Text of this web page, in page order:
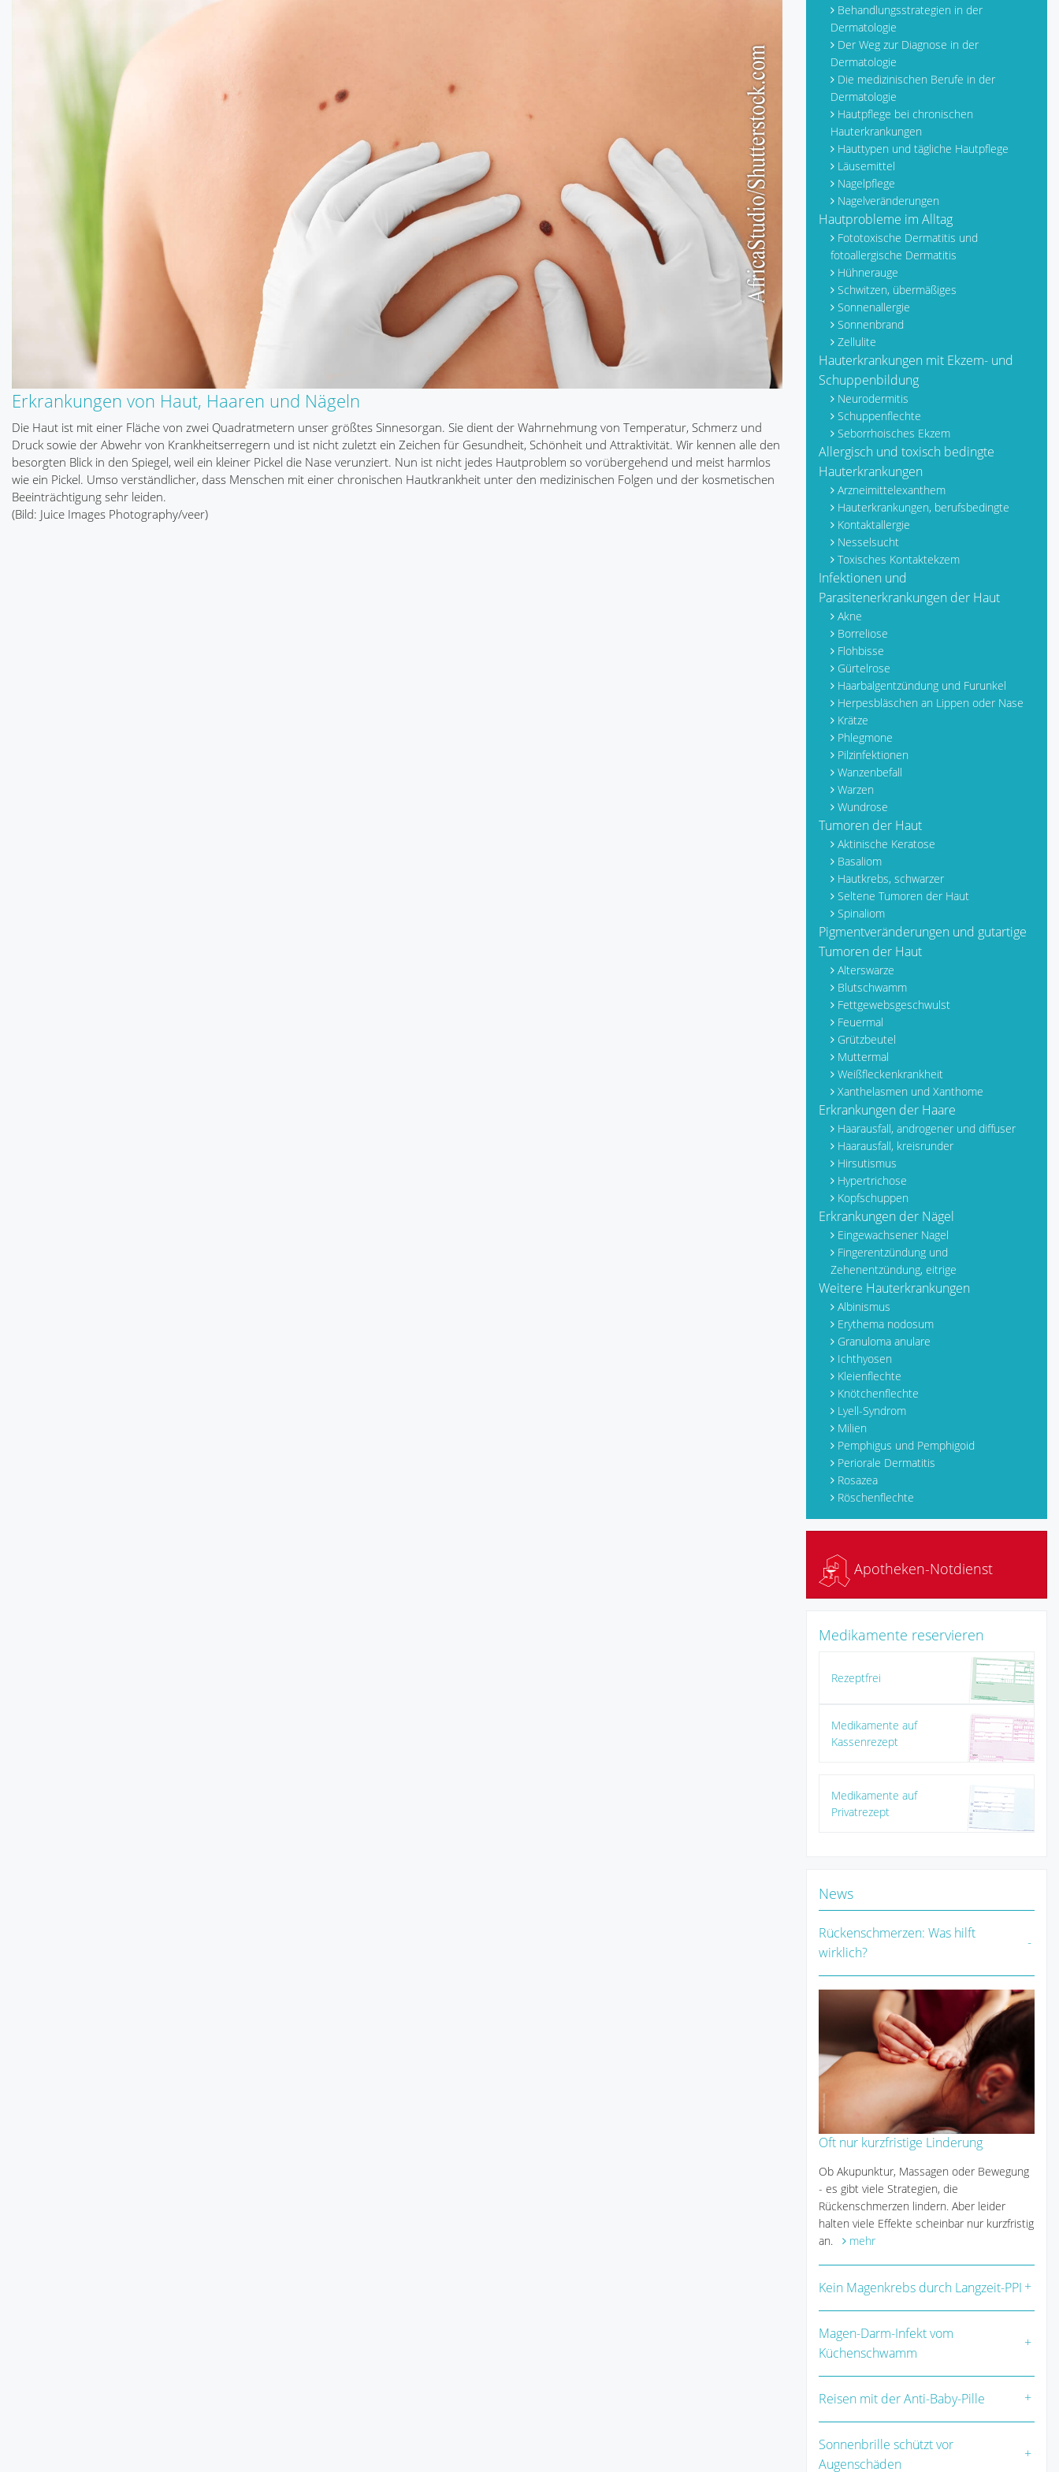
Erkrankungen von Haut, Haaren und Nägeln
Die Haut ist mit einer Fläche von zwei Quadratmetern unser größtes Sinnesorgan. Sie dient der Wahrnehmung von Temperatur, Schmerz und
Druck sowie der Abwehr von Krankheitserregern und ist nicht zuletzt ein Zeichen für Gesundheit, Schönheit und Attraktivität. Wir kennen alle den
besorgten Blick in den Spiegel, weil ein kleiner Pickel die Nase verunziert. Nun ist nicht jedes Hautproblem so vorübergehend und meist harmlos
wie ein Pickel. Umso verständlicher, dass Menschen mit einer chronischen Hautkrankheit unter den medizinischen Folgen und der kosmetischen
Beeinträchtigung sehr leiden.
(Bild: Juice Images Photography/veer)
Behandlungsstrategien in der
Dermatologie
Der Weg zur Diagnose in der
Dermatologie
Die medizinischen Berufe in der
Dermatologie
Hautpflege bei chronischen
Hauterkrankungen
Hauttypen und tägliche Hautpflege
Läusemittel
Nagelpflege
Nagelveränderungen
Hautprobleme im Alltag
Fototoxische Dermatitis und
fotoallergische Dermatitis
Hühnerauge
Schwitzen, übermäßiges
Sonnenallergie
Sonnenbrand
Zellulite
Hauterkrankungen mit Ekzem- und
Schuppenbildung
Neurodermitis
Schuppenflechte
Seborrhoisches Ekzem
Allergisch und toxisch bedingte
Hauterkrankungen
Arzneimittelexanthem
Hauterkrankungen, berufsbedingte
Kontaktallergie
Nesselsucht
Toxisches Kontaktekzem
Infektionen und
Parasitenerkrankungen der Haut
Akne
Borreliose
Flohbisse
Gürtelrose
Haarbalgentzündung und Furunkel
Herpesbläschen an Lippen oder Nase
Krätze
Phlegmone
Pilzinfektionen
Wanzenbefall
Warzen
Wundrose
Tumoren der Haut
Aktinische Keratose
Basaliom
Hautkrebs, schwarzer
Seltene Tumoren der Haut
Spinaliom
Pigmentveränderungen und gutartige
Tumoren der Haut
Alterswarze
Blutschwamm
Fettgewebsgeschwulst
Feuermal
Grützbeutel
Muttermal
Weißfleckenkrankheit
Xanthelasmen und Xanthome
Erkrankungen der Haare
Haarausfall, androgener und diffuser
Haarausfall, kreisrunder
Hirsutismus
Hypertrichose
Kopfschuppen
Erkrankungen der Nägel
Eingewachsener Nagel
Fingerentzündung und
Zehenentzündung, eitrige
Weitere Hauterkrankungen
Albinismus
Erythema nodosum
Granuloma anulare
Ichthyosen
Kleienflechte
Knötchenflechte
Lyell-Syndrom
Milien
Pemphigus und Pemphigoid
Periorale Dermatitis
Rosazea
Röschenflechte
Apotheken-Notdienst
Medikamente reservieren
Rezeptfrei
Medikamente auf
Kassenrezept
Medikamente auf
Privatrezept
News
Rückenschmerzen: Was hilft
wirklich?
Oft nur kurzfristige Linderung
Ob Akupunktur, Massagen oder Bewegung
- es gibt viele Strategien, die
Rückenschmerzen lindern. Aber leider
halten viele Effekte scheinbar nur kurzfristig
an.
mehr
Kein Magenkrebs durch Langzeit-PPI
Magen-Darm-Infekt vom
Küchenschwamm
Reisen mit der Anti-Baby-Pille
Sonnenbrille schützt vor
Augenschäden